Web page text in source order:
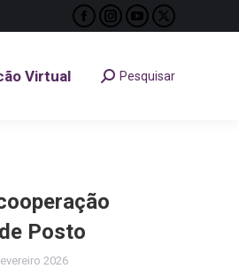
Facebook
opens
Instagram
opens
YouTube
opens
X
opens
Virtual Search:Pesquisar
Posto
2026
Virtual Search:
Pesquisar